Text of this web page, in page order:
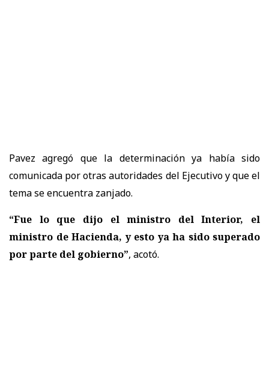
Pavez agregó que la determinación ya había sido
comunicada por otras autoridades del Ejecutivo y que el
tema se encuentra zanjado.
“Fue lo que dijo el ministro del Interior, el
ministro de Hacienda, y esto ya ha sido superado
por parte del gobierno”, acotó.